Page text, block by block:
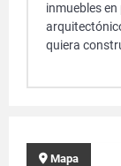
inmuebles
quiera
Mapa